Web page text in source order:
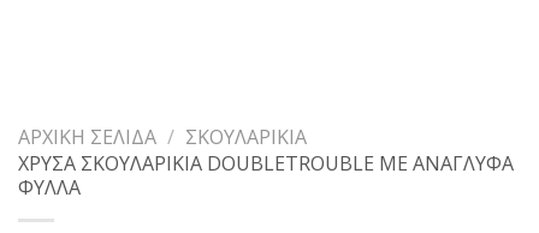
ΑΡΧΙΚΉ ΣΕΛΊΔΑ / ΣΚΟΥΛΑΡΊΚΙΑ
ΧΡΥΣΑ ΣΚΟΥΛΑΡΙΚΙΑ DOUBLETROUBLE ΜΕ ΑΝΑΓΛΥΦΑ
ΦΥΛΛΑ